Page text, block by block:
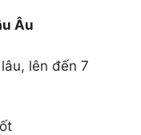
Âu
lên đến 7